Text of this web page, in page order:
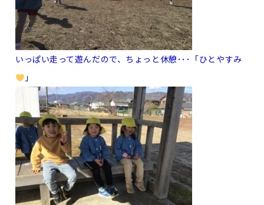
いっぱい走って遊んだので、ちょっと休憩･･･「ひとやすみ
」